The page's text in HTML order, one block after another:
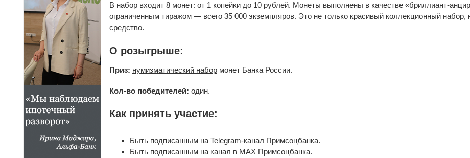
В набор входит 8 монет: от 1 копейки до 10 рублей. Монеты выполнены в качестве «бриллиант-
ограниченным тиражом — всего 35 000 экземпляров. Это не только красивый коллекционный набор,
средство.
О розыгрыше:
Приз: нумизматический набор монет Банка России.
Кол-во победителей: один.
Как принять участие:
Быть подписанным наTelegram-канал Примсоцбанка.
Быть подписанным на канал в MAX Примсоцбанка.